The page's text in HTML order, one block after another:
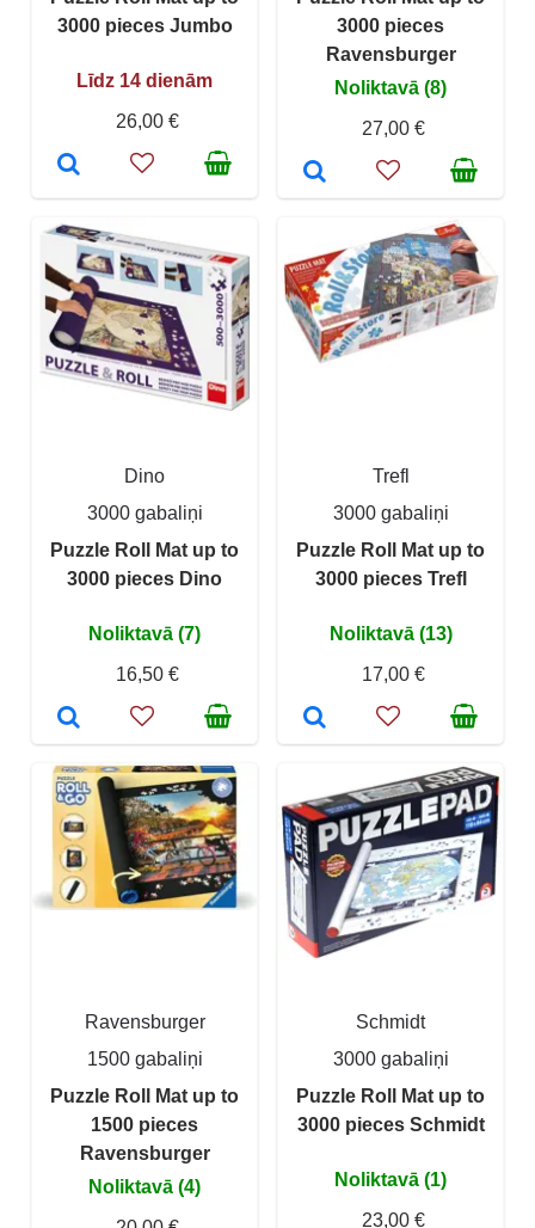
3000 pieces Jumbo
Līdz 14 dienām
26,00 €
3000 pieces
Ravensburger
Noliktavā (8)
27,00 €
Dino
3000 gabaliņi
Puzzle Roll Mat up to
3000 pieces Dino
Noliktavā (7)
16,50 €
Trefl
3000 gabaliņi
Puzzle Roll Mat up to
3000 pieces Trefl
Noliktavā (13)
17,00 €
Ravensburger
1500 gabaliņi
Puzzle Roll Mat up to
1500 pieces
Ravensburger
Noliktavā (4)
Schmidt
3000 gabaliņi
Puzzle Roll Mat up to
3000 pieces Schmidt
Noliktavā (1)
23,00 €